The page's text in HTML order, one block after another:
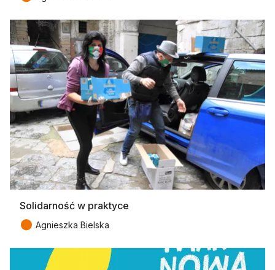
Solidarność w praktyce
● Agnieszka Bielska